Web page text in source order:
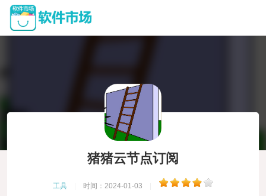
猪猪云节点订阅
工具 时间：2024-01-03